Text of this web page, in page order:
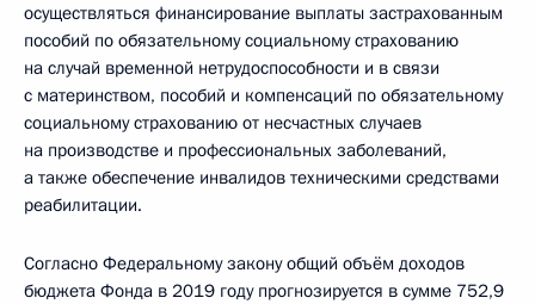
осуществляться финансирование выплаты застрахованным
пособий по обязательному социальному страхованию
на случай временной нетрудоспособности и в связи
с материнством, пособий и компенсаций по обязательному
социальному страхованию от несчастных случаев
на производстве и профессиональных заболеваний,
а также обеспечение инвалидов техническими средствами
реабилитации.
Согласно Федеральному закону общий объём доходов
бюджета Фонда в 2019 году прогнозируется в сумме 752,9